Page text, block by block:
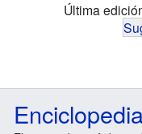
Última